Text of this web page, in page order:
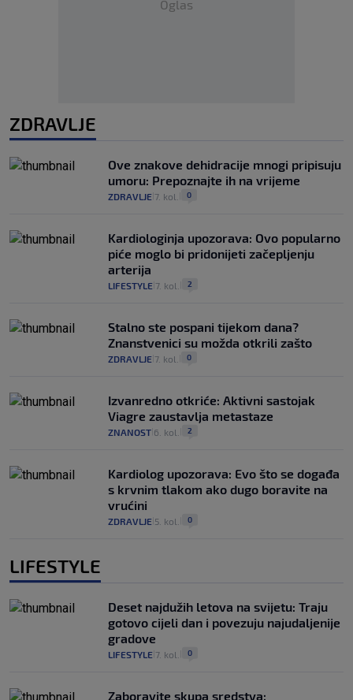
Oglas
ZDRAVLJE
Ove znakove dehidracije mnogi pripisuju
umoru: Prepoznajte ih na vrijeme
ZDRAVLJE 7. kol. 0
Kardiologinja upozorava: Ovo popularno
piće moglo bi pridonijeti začepljenju
arterija
LIFESTYLE 7. kol. 2
Stalno ste pospani tijekom dana?
Znanstvenici su možda otkrili zašto
ZDRAVLJE 7. kol. 0
Izvanredno otkriće: Aktivni sastojak
Viagre zaustavlja metastaze
ZNANOST 6. kol. 2
Kardiolog upozorava: Evo što se događa
s krvnim tlakom ako dugo boravite na
vrućini
ZDRAVLJE 5. kol. 0
LIFESTYLE
Deset najdužih letova na svijetu: Traju
gotovo cijeli dan i povezuju najudaljenije
gradove
LIFESTYLE 7. kol. 0
Zaboravite skupa sredstva: